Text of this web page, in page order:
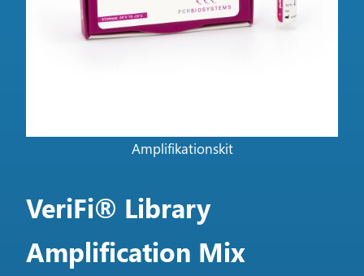
VeriFi® Library
Amplification Mix
Amplifikationskit